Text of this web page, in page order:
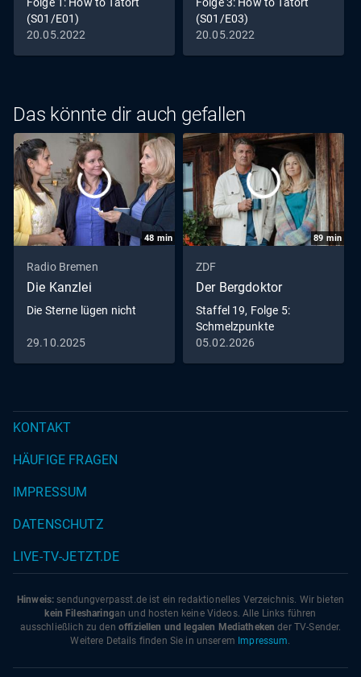
(S01/E01)
20.05.2022
(S01/E03)
20.05.2022
Das könnte dir auch gefallen
48 min
Radio Bremen
Die Kanzlei
Die Sterne lügen nicht
29.10.2025
89 min
ZDF
Der Bergdoktor
Staffel 19, Folge 5:
Schmelzpunkte
05.02.2026
KONTAKT
HÄUFIGE FRAGEN
IMPRESSUM
DATENSCHUTZ
LIVE-TV-JETZT.DE
Hinweis: sendungverpasst.de ist ein redaktionelles Verzeichnis. Wir bieten
kein Filesharingan und hosten keine Videos. Alle Links führen
ausschließlich zu den offiziellen und legalen Mediatheken der TV-Sender.
Weitere Details finden Sie in unserem Impressum.